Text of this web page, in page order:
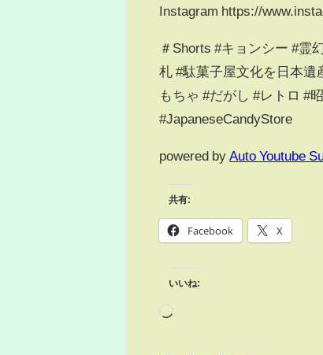
Instagram https://
＃Shorts #キョンシー #霊
札 #駄菓子屋文化を日本遺
もちゃ #だがし #レトロ #
#JapaneseCandyStore
powered by Auto Youtube
共有:
Facebook X
いいね: